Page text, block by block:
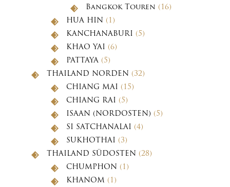
Bangkok Touren (16)
HUA HIN (1)
KANCHANABURI (5)
KHAO YAI (6)
PATTAYA (5)
THAILAND NORDEN (32)
CHIANG MAI (15)
CHIANG RAI (5)
ISAAN (NORDOSTEN) (5)
SI SATCHANALAI (4)
SUKHOTHAI (3)
THAILAND SÜDOSTEN (28)
CHUMPHON (1)
KHANOM (1)